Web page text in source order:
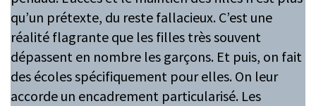
qu’un prétexte, du reste fallacieux. C’est une
réalité flagrante que les filles très souvent
dépassent en nombre les garçons. Et puis, on fait
des écoles spécifiquement pour elles. On leur
accorde un encadrement particularisé. Les